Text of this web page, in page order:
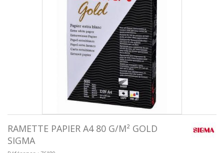
RAMETTE PAPIER A4 80 G/M² GOLD
SIGMA